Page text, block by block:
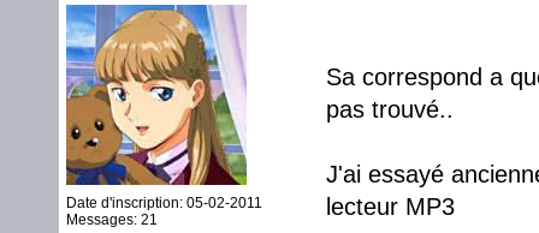
Date d'inscription: 05-02-2011
Messages: 21
Sa correspond a
pas trouvé..
J'ai essayé
lecteur MP3